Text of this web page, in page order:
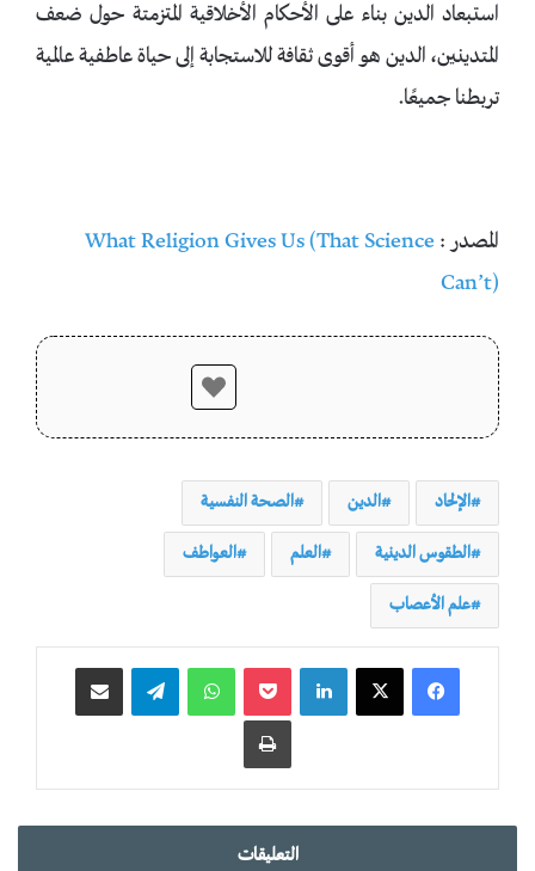
استبعاد الدين بناء على الأحكام الأخلاقية المتزمتة حول ضعف
المتدينين، الدين هو أقوى ثقافة للاستجابة إلى حياة عاطفية عالمية
تربطنا جميعًا.
المصدر : What Religion Gives Us (That Science
Can’t)
الإلحاد الدين الصحة النفسية
الطقوس الدينية العلم العواطف
علم الأعصاب
واتساب
التعليقات